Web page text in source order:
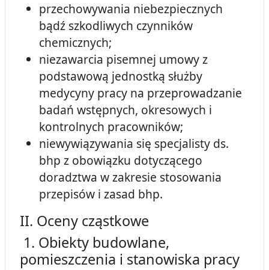
przechowywania niebezpiecznych
bądź szkodliwych czynników
chemicznych;
niezawarcia pisemnej umowy z
podstawową jednostką służby
medycyny pracy na przeprowadzanie
badań wstępnych, okresowych i
kontrolnych pracowników;
niewywiązywania się specjalisty ds.
bhp z obowiązku dotyczącego
doradztwa w zakresie stosowania
przepisów i zasad bhp.
II. Oceny cząstkowe
1. Obiekty budowlane,
pomieszczenia i stanowiska pracy